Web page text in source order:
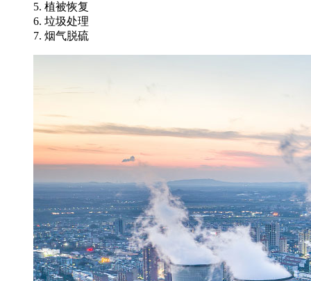
5. 植被恢复
6. 垃圾处理
7. 烟气脱硫